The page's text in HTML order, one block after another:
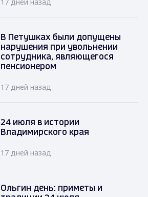
В Петушках были допущены
нарушения при увольнении
сотрудника, являющегося
пенсионером
17 дней назад
24 июля в истории
Владимирского края
17 дней назад
Ольгин день: приметы и